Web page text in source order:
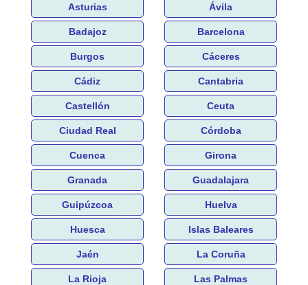
Asturias Ávila
Badajoz Barcelona
Burgos Cáceres
Cádiz Cantabria
Castellón Ceuta
Ciudad Real Córdoba
Cuenca Girona
Granada Guadalajara
Guipúzcoa Huelva
Huesca Islas Baleares
Jaén La Coruña
La Rioja Las Palmas